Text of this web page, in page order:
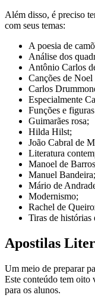
Além disso, é preciso
com seus temas:
A poesia de
Análise dos
Antônio Carlos
Canções de Noel
Carlos
Especialmente
Funções e
Guimarães rosa;
Hilda Hilst;
João Cabral de
Literatura
Manoel de
Manuel Bandeira;
Mário de
Modernismo;
Rachel de
Tiras de histórias
Apostilas
Um meio de preparar
Este conteúdo tem oito
para os alunos.